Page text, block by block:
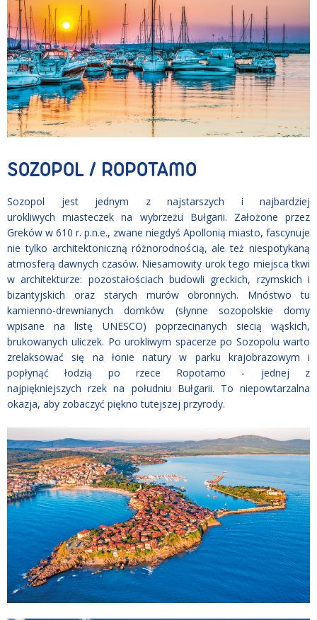
SOZOPOL / ROPOTAMO
Sozopol jest jednym z najstarszych i najbardziej
urokliwych miasteczek na wybrzeżu Bułgarii. Założone przez
Greków w 610 r. p.n.e., zwane niegdyś Apollonią miasto, fascynuje
nie tylko architektoniczną różnorodnością, ale też niespotykaną
atmosferą dawnych czasów. Niesamowity urok tego miejsca tkwi
w architekturze: pozostałościach budowli greckich, rzymskich i
bizantyjskich oraz starych murów obronnych. Mnóstwo tu
kamienno-drewnianych domków (słynne sozopolskie domy
wpisane na listę UNESCO) poprzecinanych siecią wąskich,
brukowanych uliczek. Po urokliwym spacerze po Sozopolu warto
zrelaksować się na łonie natury w parku krajobrazowym i
popłynąć łodzią po rzece Ropotamo - jednej z
najpiękniejszych rzek na południu Bułgarii. To niepowtarzalna
okazja, aby zobaczyć piękno tutejszej przyrody.